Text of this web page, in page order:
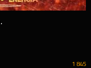
1 845